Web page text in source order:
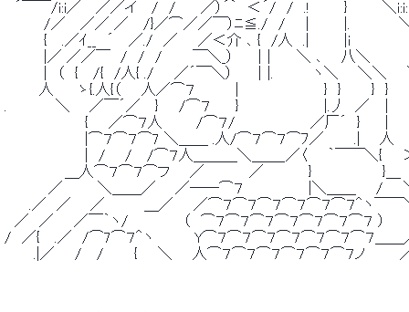
´￣￣/i:i／　 ／／イ　 /　/　　 ／）´｀　＜´/　/　.! 　 　 }　　　 ＼
/／　 ／／ ／　 /}／⌒／／￣）ﾆ≦./　/　　|　　　 |. 　 　 　 ＼i:i:i:
{　 .／ｲ__　´　 ／./　／　　／＜介 ､ {　/人　.|　　　 |i　　　 　 　
|／ ／／￣　/　/　/　　　￣＼_）　　 |│　　＼ ､ 　 八＼　　　　
|　（　{　 /{　/人{ ./　　／´￣＼）　　│|.　　 　 ヽ＼ 　 ＼＼　　
人　　 ゝ{.人{（　　人／⌒７　　　　|　　　　　　　　 }　}　　　}　}　
. 　 　 　 ＼ 　 ／￣´／　 }　　/⌒７　　 }　　　　　　　　 |.丿　／　│
{　　／⌒７人 　 　 /⌒７/　　　　　　　 ／厂´　}　　 |　
|⌒７⌒７⌒7 ＼＿＿ .人/⌒７⌒７⌒ﾌ／　　　.| 　 人　
|　/ 　 /　 /⌒７人＿＿＿＼＿＿_／〈　　｀￣￣＼{　
＿人⌒７⌒７⌒フ　　／　　　　 ／　　　　 }　　　　　　　}＿
／　　　 ＼＿＿／ 　 ／──⌒７　　　　　　 |＼＿＿　　/　　
.／　／ 　 ／　　 　 ＿／　　／⌒７⌒７⌒７⌒７⌒７⌒７＾ヽ￣
／　／　　／￣｀ヽ/　　　　　 （　⌒７⌒７⌒７⌒７⌒７⌒７⌒７ ） 　
/　／{　 .／　/⌒7⌒７＾ヽ　　　　Y⌒７⌒７⌒７⌒７⌒７⌒７⌒７＿＿
.|／　　/ 　/　　　{　　＼　　人⌒７⌒７⌒７⌒７⌒７⌒７ノ　　　